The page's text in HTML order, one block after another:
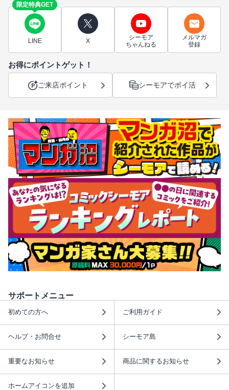
限定特典GET
LINE X
シーモア
ちゃんねる
メルマガ
登録
お得にポイントゲット！
ご来店ポイント シーモアでポイ活
サポートメニュー
初めての方へ ご利用ガイド
ヘルプ・お問合せ シーモア島
重要なお知らせ 商品に関するお知らせ
ホームアイコンを追加